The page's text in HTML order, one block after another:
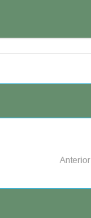
Anterior